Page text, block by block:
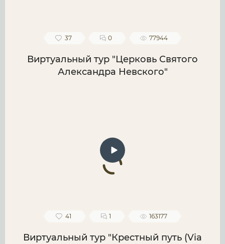
37 0 77944
Виртуальный тур "Церковь Святого
Александра Невского"
41 1 163177
Виртуальный тур "Крестный путь (Via